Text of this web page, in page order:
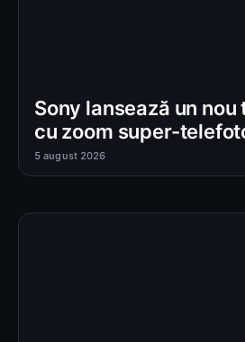
Sony lansează un
cu zoom super-
5 august 2026